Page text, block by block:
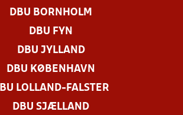
DBU BORNHOLM
DBU FYN
DBU JYLLAND
DBU KØBENHAVN
LOLLAND-FALSTER
DBU SJÆLLAND